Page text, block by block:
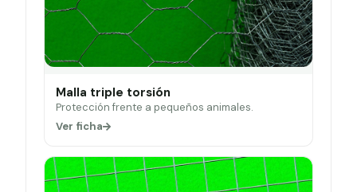
Malla triple torsión
Protección frente a pequeños animales.
Ver ficha